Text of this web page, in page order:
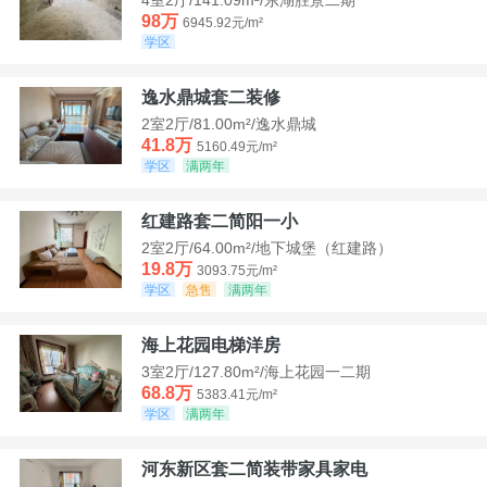
98万 6945.92元/m²
学区
逸水鼎城套二装修
2室2厅/81.00m²/逸水鼎城
41.8万 5160.49元/m²
学区
满两年
红建路套二简阳一小
2室2厅/64.00m²/地下城堡（红建路）
19.8万 3093.75元/m²
学区
急售 满两年
海上花园电梯洋房
3室2厅/127.80m²/海上花园一二期
68.8万 5383.41元/m²
学区
满两年
河东新区套二简装带家具家电